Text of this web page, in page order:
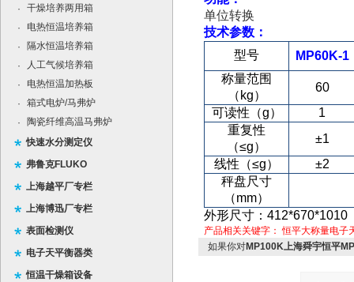
·
干燥培养两用箱
·
电热恒温培养箱
·
隔水恒温培养箱
·
人工气候培养箱
·
电热恒温加热板
·
箱式电炉/马弗炉
·
陶瓷纤维高温马弗炉
快速水分测定仪
弗鲁克FLUKO
上海越平厂专栏
上海博迅厂专栏
表面检测仪
电子天平衡器类
恒温干燥箱设备
单位转换
技术参数：
型号
MP60K-1
称量范围
（kg）
60
可读性 （g）
1
重复性
（≤g）
±1
线性 （≤g）
±2
秤盘尺寸
（mm）
外形尺寸： 412*670*1010
产品相关关键字：恒平大称量电子
如果你对MP100K上海舜宇恒平